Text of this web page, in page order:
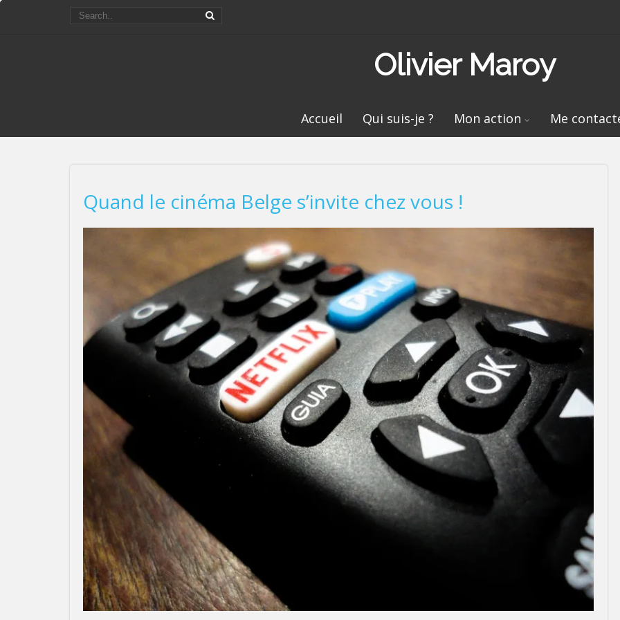
Olivier Maroy
Accueil Qui suis-je ? Mon action Me
Quand le cinéma Belge s’invite chez vous !